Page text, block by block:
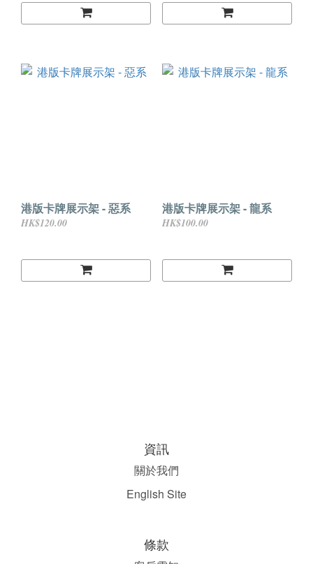
港版卡牌展示架 - 惡系
HK$120.00
港版卡牌展示架 - 龍系
HK$100.00
資訊
關於我們
English Site
條款